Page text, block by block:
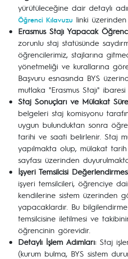
yürütüleceğine dair detaylı
Öğrenci Kılavuzu linki üzerinden
Erasmus Stajı Yapacak
zorunlu staj statüsünde
öğrencilerimiz, stajlarına
yönetmeliği ve kurallarına
Başvuru esnasında BYS
mutlaka "Erasmus Stajı"
Staj Sonuçları ve Mülakat
belgeleri staj komisyonu
uygun bulunduktan sonra
tarihi ve saati belirlenir. Staj
yapılmakta olup, mülakat
sayfası üzerinden
İşyeri Temsilcisi
işyeri temsilcileri, öğrenciye
kendilerine sistem üzerinden
yapacaklardır. Bu
temsilcisine iletilmesi ve
öğrencinin görevidir.
Detaylı İşlem Adımları: Staj
(kurum bulma, BYS sistem